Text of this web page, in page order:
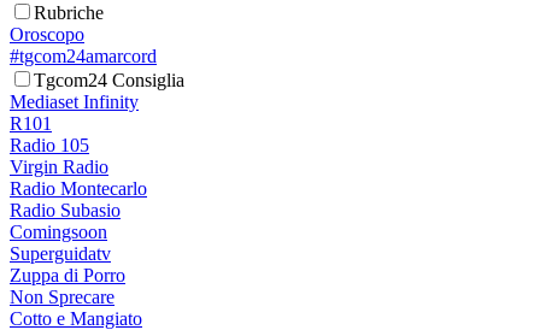
Rubriche
Oroscopo
#tgcom24amarcord
Tgcom24 Consiglia
Mediaset Infinity
R101
Radio 105
Virgin Radio
Radio Montecarlo
Radio Subasio
Comingsoon
Superguidatv
Zuppa di Porro
Non Sprecare
Cotto e Mangiato